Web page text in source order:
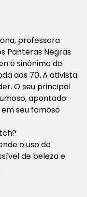
professora
Panteras Negras
é sinônimo de
dos 70.A ativista
O seu principal
apontado
seu famoso
o uso do
de beleza e